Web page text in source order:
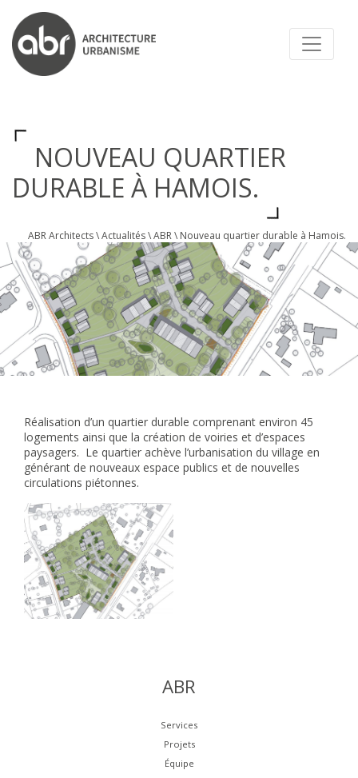
ABR ARCHITECTS
NOUVEAU QUARTIER
DURABLE À HAMOIS.
ABR Architects\Actualités\ABR\ Nouveau quartier durable à Hamois.
Réalisation d’un quartier durable comprenant environ 45
logements ainsi que la création de voiries et d’espaces
paysagers. Le quartier achève l’urbanisation du village en
générant de nouveaux espace publics et de nouvelles
circulations piétonnes.
ABR
Services
Projets
Équipe